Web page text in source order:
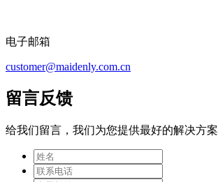
电子邮箱
customer@maidenly.com.cn
留言反馈
给我们留言，我们为您提供最好的解决方案